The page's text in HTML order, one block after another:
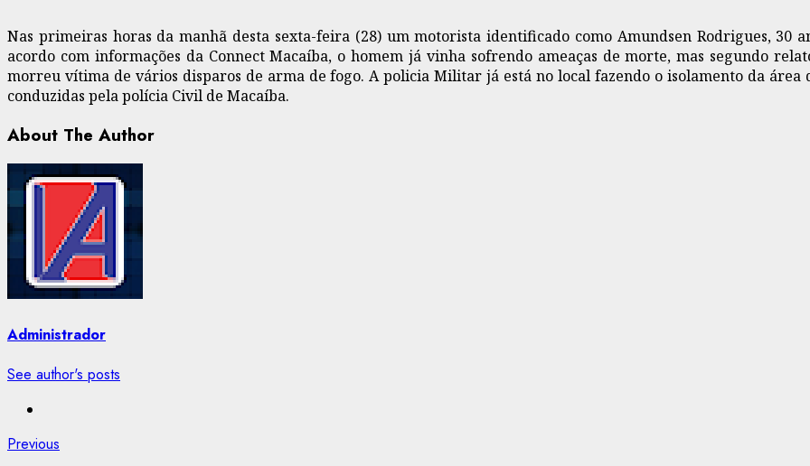
Nas primeiras horas da manhã desta sexta-feira (28) um motorista identificado como Amundsen Rodrigues, 30
acordo com informações da Connect Macaíba, o homem já vinha sofrendo ameaças de morte, mas segundo
morreu vítima de vários disparos de arma de fogo. A policia Militar já está no local fazendo o isolamento da área
conduzidas pela polícia Civil de Macaíba.
About The Author
Administrador
See author's posts
Post
Previous